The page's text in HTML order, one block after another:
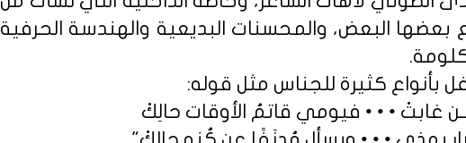
بعضها البعض، والمحسنات البديعية والهندسة الحرفية
بأنواع كثيرة للجناس مثل قوله:
غابتْ • • • فيومي قاتمُ الأوقات حالِكْ